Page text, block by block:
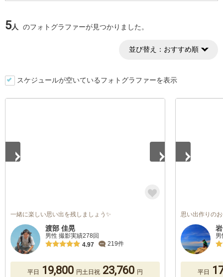
5人 のフォトグラファーが見つかりました。
並び替え： おすすめ順
スケジュールが空いているフォトグラファーを表示
一緒に楽しい思い出を残しましょう✨
渡部 佳晃
男性 撮影実績278回
4.97
219件
平日 19,800 円土日祝 23,760 円
思い出作りの
平日